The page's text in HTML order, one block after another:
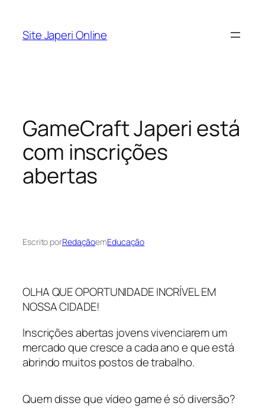
Site Japeri Online
GameCraft Japeri está
com inscrições
abertas
Escrito porRedaçãoemEducação
OLHA QUE OPORTUNIDADE INCRÍVEL EM
NOSSA CIDADE!
Inscrições abertas jovens vivenciarem um
mercado que cresce a cada ano e que está
abrindo muitos postos de trabalho.
Quem disse que vídeo game é só diversão?